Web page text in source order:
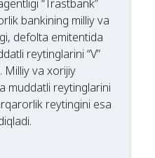
“Trastbank”
bankining milliy va
defolta emitentida
reytinglarini “V”
Milliy va xorijiy
muddatli reytinglarini
reytingini esa